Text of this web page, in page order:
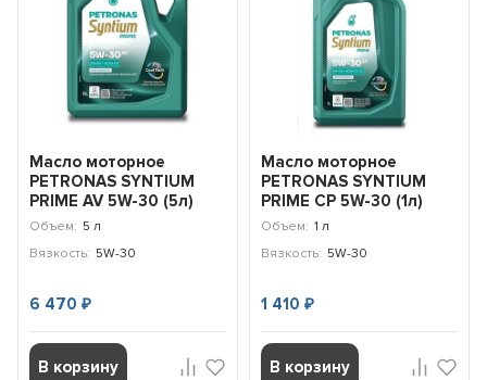
Масло моторное
PETRONAS SYNTIUM
PRIME AV 5W-30 (5л)
71234M12EU
Объем: 5 л
Вязкость: 5W-30
6 470₽
В корзину
Масло моторное
PETRONAS SYNTIUM
PRIME CP 5W-30 (1л)
71233E18EU
Объем: 1 л
Вязкость: 5W-30
1 410 ₽
В корзину